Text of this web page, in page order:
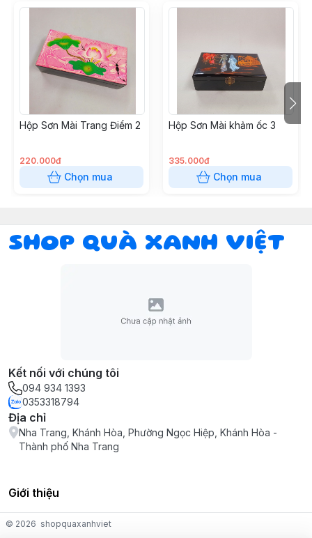
Hộp Sơn Mài Trang Điểm 2
220.000đ
Chọn mua
Hộp Sơn Mài khảm ốc 3
335.000đ
Chọn mua
SHOP QUÀ XANH VIỆT
Kết nối với chúng tôi
094 934 1393
0353318794
Địa chỉ
Nha Trang, Khánh Hòa, Phường Ngọc Hiệp, Khánh Hòa -
Thành phố Nha Trang
Giới thiệu
© 2026 shopquaxanhviet